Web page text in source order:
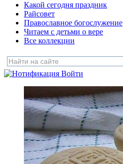
Какой сегодня праздник
Райсовет
Православное богослужение
Читаем с детьми о вере
Все коллекции
Войти